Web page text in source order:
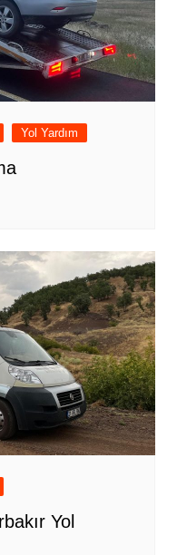
Yol Yardım
Yol